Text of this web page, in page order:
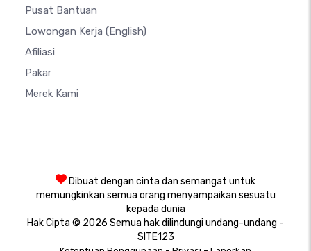
Pusat Bantuan
Lowongan Kerja (English)
Afiliasi
Pakar
Merek Kami
Dibuat dengan cinta dan semangat untuk
memungkinkan semua orang menyampaikan sesuatu
kepada dunia
Hak Cipta © 2026 Semua hak dilindungi undang-undang -
SITE123